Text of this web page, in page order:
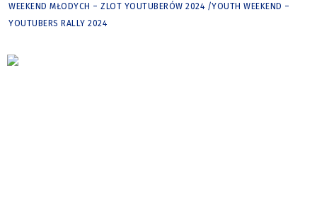
WEEKEND MŁODYCH – ZLOT YOUTUBERÓW 2024 /YOUTH WEEKEND –
YOUTUBERS RALLY 2024